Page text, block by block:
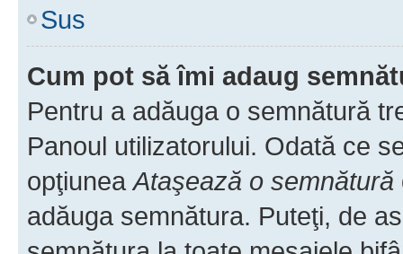
Sus
Cum pot să îmi adaug
Pentru a adăuga o semnătură
Panoul utilizatorului. Odată ce
opţiuneaAtaşează o semnătură
adăuga semnătura. Puteţi, de